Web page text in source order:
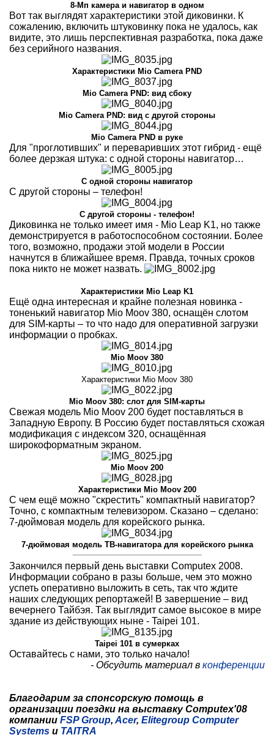
8-Мп камера и навигатор в одном
Вот так выглядят характеристики этой диковинки. К
сожалению, включить штуковинку пока не удалось, как
видите, это лишь перспективная разработка, пока даже
без серийного названия.
Характеристики Mio Camera PND
Mio Camera PND: вид сбоку
Mio Camera PND: вид с другой стороны
Mio Camera PND в руке
Для "проглотивших" и переваривших этот гибрид - ещё
более дерзкая штука: с одной стороны навигатор…
С одной стороны навигатор
С другой стороны – телефон!
С другой стороны - телефон!
Диковинка не только имеет имя - Mio Leap K1, но также
демонстрируется в работоспособном состоянии. Более
того, возможно, продажи этой модели в России
начнутся в ближайшее время. Правда, точных сроков
пока никто не может назвать.
Характеристики Mio Leap K1
Ещё одна интересная и крайне полезная новинка -
тоненький навигатор Mio Moov 380, оснащён слотом
для SIM-карты – то что надо для оперативной загрузки
информации о пробках.
Mio Moov 380
Характеристики Mio Moov 380
Mio Moov 380: слот для SIM-карты
Свежая модель Mio Moov 200 будет поставляться в
Западную Европу. В Россию будет поставляться схожая
модификация с индексом 320, оснащённая
широкоформатным экраном.
Mio Moov 200
Характеристики Mio Moov 200
С чем ещё можно "скрестить" компактный навигатор?
Точно, с компактным телевизором. Сказано – сделано:
7-дюймовая модель для корейского рынка.
7-дюймовая модель ТВ-навигатора для корейского рынка
Закончился первый день выставки Computex 2008.
Информации собрано в разы больше, чем это можно
успеть оперативно выложить в сеть, так что ждите
наших следующих репортажей! В завершение – вид
вечернего Тайбэя. Так выглядит самое высокое в мире
здание из действующих ныне - Taipei 101.
Taipei 101 в сумерках
Оставайтесь с нами, это только начало!
- Обсудить материал в конференции
Благодарим за спонсорскую помощь в
организации поездки на выставку Computex'08
компании FSP Group,Acer, Elitegroup Computer
Systems и TAITRA